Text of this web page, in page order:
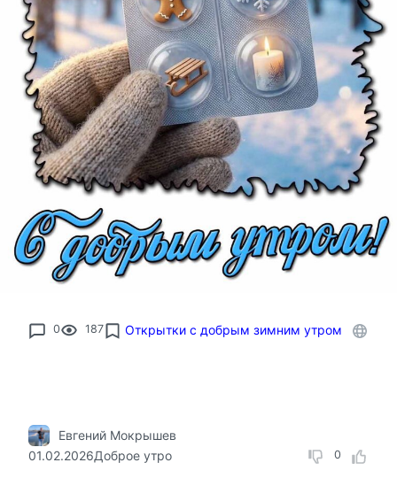
0 187 Открытки с добрым зимним утром
0
Евгений Мокрышев
01.02.2026Доброе утро